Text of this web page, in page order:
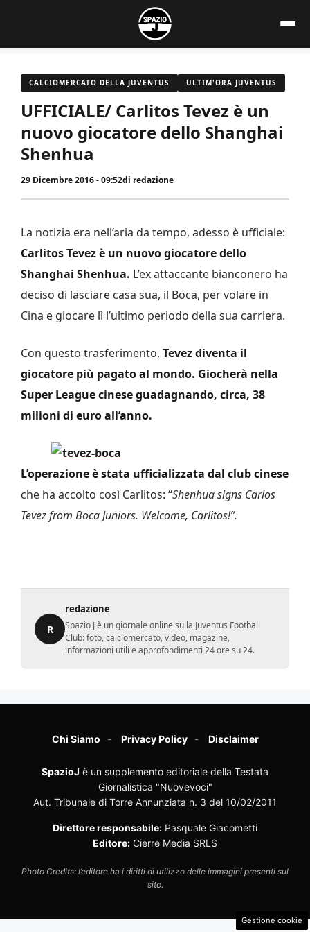
contenuto
CALCIOMERCATO DELLA JUVENTUS ULTIM'ORA JUVENTUS
UFFICIALE/ Carlitos Tevez è un
nuovo giocatore dello Shanghai
Shenhua
29 Dicembre 2016 - 09:52di redazione
La notizia era nell’aria da tempo, adesso è ufficiale:
Carlitos Tevez è un nuovo giocatore dello
Shanghai Shenhua. L’ex attaccante bianconero ha
deciso di lasciare casa sua, il Boca, per volare in
Cina e giocare lì l’ultimo periodo della sua carriera.
Con questo trasferimento, Tevez diventa il
giocatore più pagato al mondo. Giocherà nella
Super League cinese guadagnando, circa, 38
milioni di euro all’anno.
L’operazione è stata ufficializzata dal club cinese
che ha accolto così Carlitos: “Shenhua signs Carlos
Tevez from Boca Juniors. Welcome, Carlitos!”.
R
redazione
Spazio J è un giornale online sulla Juventus Football
Club: foto, calciomercato, video, magazine,
informazioni utili e approfondimenti 24 ore su 24.
Chi Siamo Privacy Policy Disclaimer
SpazioJ è un supplemento editoriale della Testata
Giornalistica "Nuovevoci"
Aut. Tribunale di Torre Annunziata n. 3 del 10/02/2011
Direttore responsabile: Pasquale Giacometti
Editore: Cierre Media SRLS
Photo Credits: l’editore ha i diritti di utilizzo delle immagini presenti sul
sito.
Gestione cookie